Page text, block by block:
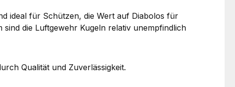
ideal für Schützen, die Wert auf Diabolos für
die Luftgewehr Kugeln relativ unempfindlich
Qualität und Zuverlässigkeit.